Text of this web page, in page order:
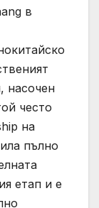
в
насочен
често
на
пълно
етап и е